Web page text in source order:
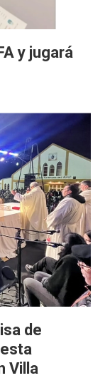
y jugará
de
Villa